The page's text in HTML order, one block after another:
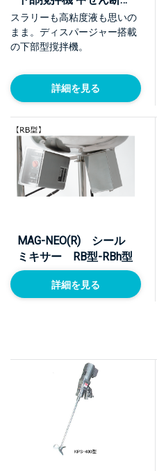
分散モデル
スラリーも高粘度液も思いの
まま。ディスパージャー搭載
の下部型撹拌機。
詳細を見る
MAG-NEO(R) シール
ミキサー RB型-RBh型
詳細を見る